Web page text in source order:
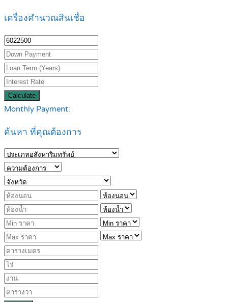
เครื่องคำนวณสินเชื่อ
Calculate
Monthly Payment:
ค้นหา ที่คุณต้องการ